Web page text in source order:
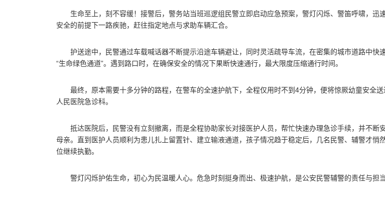
生命至上，刻不容缓！接警后，警务站当班巡逻组民警立即启动应急预案，警灯闪烁、警笛呼啸，迅
安全的前提下一路疾驰，赶往指定地点与求助车辆汇合。
护送途中，民警通过车载喊话器不断提示沿途车辆避让，同时灵活疏导车流，在密集的城市道路中快
“生命绿色通道”。遇到路口时，在确保安全的情况下果断快速通行，最大限度压缩通行时间。
最终，原本需要十多分钟的路程，在警车的全速护航下，全程仅用时不到4分钟，便将惊厥幼童安全
人民医院急诊科。
抵达医院后，民警没有立刻撤离，而是全程协助家长对接医护人员，帮忙快速办理急诊手续，并不断
母亲。直到医护人员顺利为患儿扎上留置针、建立输液通道，孩子情况趋于稳定后，几名民警、辅警才悄
位继续执勤。
警灯闪烁护佑生命，初心为民温暖人心。危急时刻挺身而出、极速护航，是公安民警辅警的责任与担当